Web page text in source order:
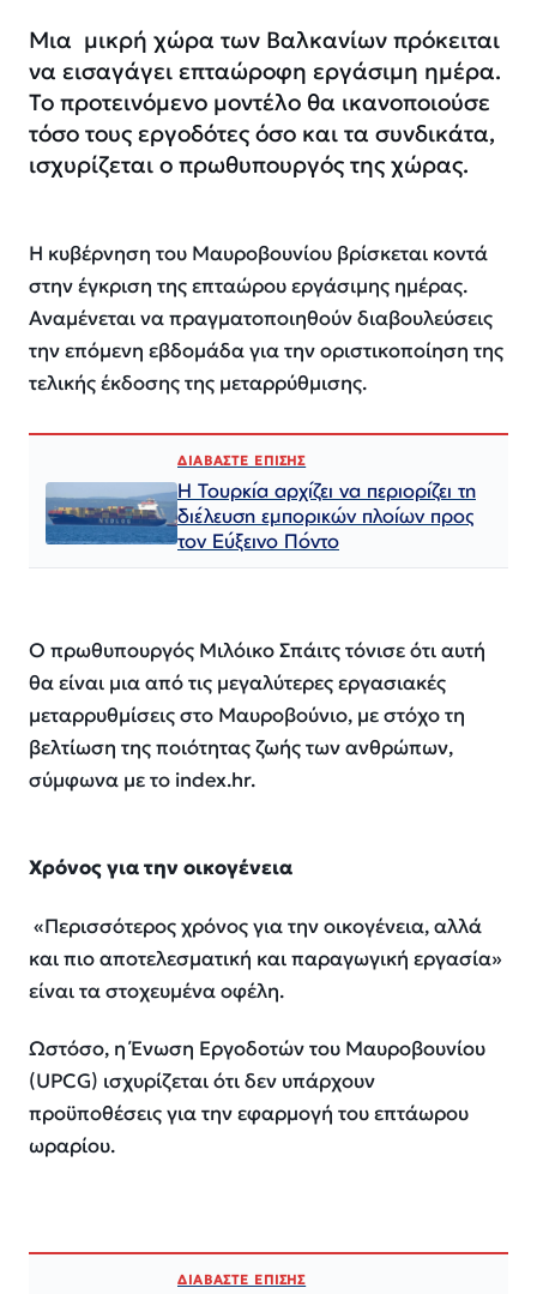
Μια μικρή χώρα των Βαλκανίων πρόκειται
να εισαγάγει επταώροφη εργάσιμη ημέρα.
Το προτεινόμενο μοντέλο θα ικανοποιούσε
τόσο τους εργοδότες όσο και τα συνδικάτα,
ισχυρίζεται ο πρωθυπουργός της χώρας.
Η κυβέρνηση του Μαυροβουνίου βρίσκεται κοντά
στην έγκριση της επταώρου εργάσιμης ημέρας.
Αναμένεται να πραγματοποιηθούν διαβουλεύσεις
την επόμενη εβδομάδα για την οριστικοποίηση της
τελικής έκδοσης της μεταρρύθμισης.
ΔΙΑΒΑΣΤΕ ΕΠΙΣΗΣ
Η Τουρκία αρχίζει να περιορίζει τη
διέλευση εμπορικών πλοίων προς
τον Εύξεινο Πόντο
Ο πρωθυπουργός Μιλόικο Σπάιτς τόνισε ότι αυτή
θα είναι μια από τις μεγαλύτερες εργασιακές
μεταρρυθμίσεις στο Μαυροβούνιο, με στόχο τη
βελτίωση της ποιότητας ζωής των ανθρώπων,
σύμφωνα με το index.hr.
Χρόνος για την οικογένεια
«Περισσότερος χρόνος για την οικογένεια, αλλά
και πιο αποτελεσματική και παραγωγική εργασία»
είναι τα στοχευμένα οφέλη.
Ωστόσο, η Ένωση Εργοδοτών του Μαυροβουνίου
(UPCG) ισχυρίζεται ότι δεν υπάρχουν
προϋποθέσεις για την εφαρμογή του επτάωρου
ωραρίου.
ΔΙΑΒΑΣΤΕ ΕΠΙΣΗΣ